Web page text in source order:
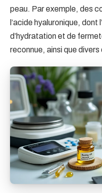
peau. Par exemple, des
l’acide hyaluronique,
d’hydratation et de
reconnue, ainsi que